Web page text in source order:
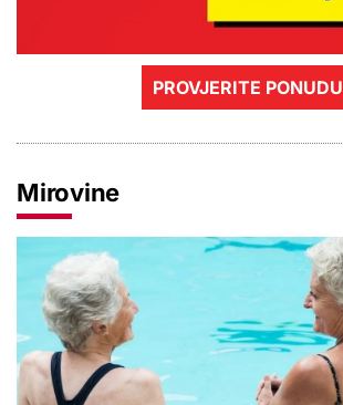
PROVJERITE PONUDU
Mirovine